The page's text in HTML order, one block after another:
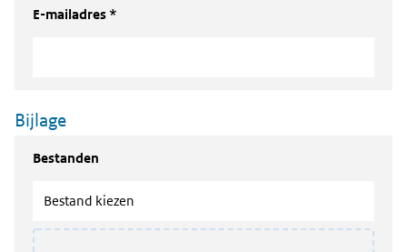
E-mailadres *
Bijlage
Bestanden
Bestand kiezen